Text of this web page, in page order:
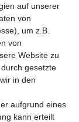
auf unserer
von
um z.B.
von
Website zu
gesetzte
in den
aufgrund eines
kann erteilt